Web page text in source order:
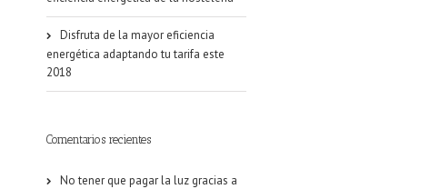
Disfruta de la mayor eficiencia
energética adaptando tu tarifa este
2018
Comentarios recientes
No tener que pagar la luz gracias a